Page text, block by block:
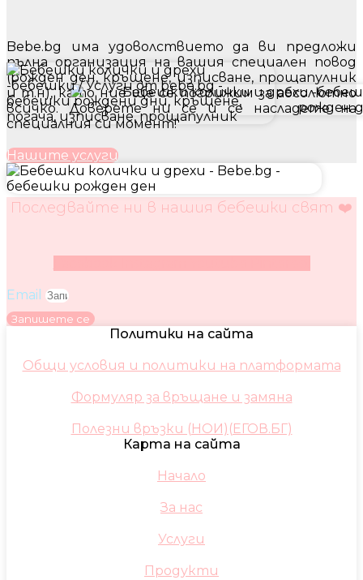
Bebe.bg има удоволствието да ви предложи
пълна организация на вашия специален повод
(рожден ден, кръщене, изписване, прощапулник
и т.н), като ние ще се погрижим за абсолютно
всичко. Доверете ни се и се насладете на
специалния си момент!
Нашите услуги
Последвайте ни в нашия бебешки свят ❤️
Email
Запишете се
Политики на сайта
Общи условия и политики на платформата
Формуляр за връщане и замяна
Полезни връзки (НОИ)(ЕГОВ.БГ)
Карта на сайта
Начало
За нас
Услуги
Продукти